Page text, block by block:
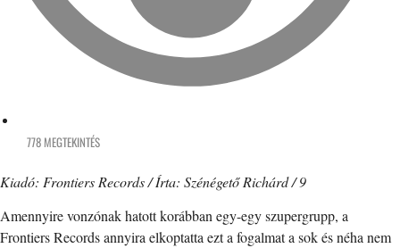
778 MEGTEKINTÉS
Kiadó: Frontiers Records / Írta: Szénégető Richárd / 9
Amennyire vonzónak hatott korábban egy-egy szupergrupp, a
Frontiers Records annyira elkoptatta ezt a fogalmat a sok és néha nem